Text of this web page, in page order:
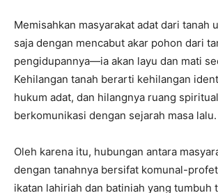
Memisahkan masyarakat adat dari tanah
saja dengan mencabut akar pohon dari
pengidupannya—ia akan layu dan mati
Kehilangan tanah berarti kehilangan
hukum adat, dan hilangnya ruang
berkomunikasi dengan sejarah masa lalu.
Oleh karena itu, hubungan antara
dengan tanahnya bersifat komunal-
ikatan lahiriah dan batiniah yang tumbuh